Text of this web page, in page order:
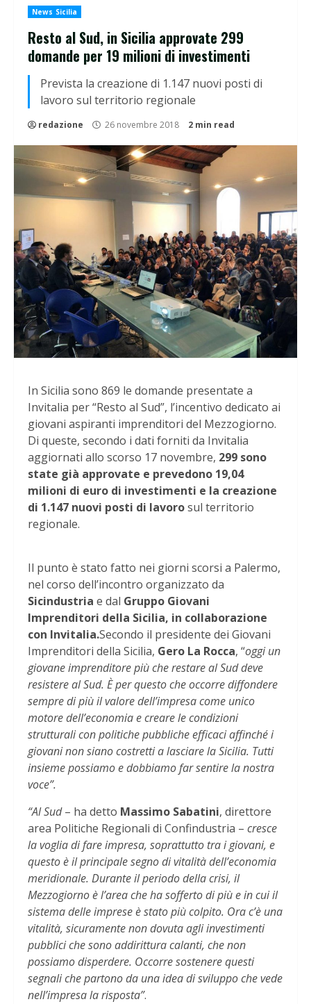
News Sicilia
Resto al Sud, in Sicilia approvate 299
domande per 19 milioni di investimenti
Prevista la creazione di 1.147 nuovi posti di
lavoro sul territorio regionale
redazione 26 novembre 2018 2 min read
In Sicilia sono 869 le domande presentate a
Invitalia per “Resto al Sud”, l’incentivo dedicato ai
giovani aspiranti imprenditori del Mezzogiorno.
Di queste, secondo i dati forniti da Invitalia
aggiornati allo scorso 17 novembre, 299 sono
state già approvate e prevedono 19,04
milioni di euro di investimenti e la creazione
di 1.147 nuovi posti di lavorosul territorio
regionale.
Il punto è stato fatto nei giorni scorsi a Palermo,
nel corso dell’incontro organizzato da
Sicindustria e dal Gruppo Giovani
Imprenditori della Sicilia, in collaborazione
con Invitalia.Secondo il presidente dei Giovani
Imprenditori della Sicilia, Gero La Rocca, “oggi un
giovane imprenditore più che restare al Sud deve
resistere al Sud. È per questo che occorre diffondere
sempre di più il valore dell’impresa come unico
motore dell’economia e creare le condizioni
strutturali con politiche pubbliche efficaci affinché i
giovani non siano costretti a lasciare la Sicilia. Tutti
insieme possiamo e dobbiamo far sentire la nostra
voce”.
“Al Sud– ha detto Massimo Sabatini, direttore
area Politiche Regionali di Confindustria – cresce
la voglia di fare impresa, soprattutto tra i giovani, e
questo è il principale segno di vitalità dell’economia
meridionale. Durante il periodo della crisi, il
Mezzogiorno è l’area che ha sofferto di più e in cui il
sistema delle imprese è stato più colpito. Ora c’è una
vitalità, sicuramente non dovuta agli investimenti
pubblici che sono addirittura calanti, che non
possiamo disperdere. Occorre sostenere questi
segnali che partono da una idea di sviluppo che vede
nell’impresa la risposta”.